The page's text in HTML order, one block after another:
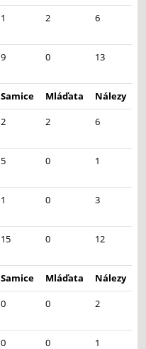
1 2 6
9 0 13
Samice Mláďata
Nálezy
2 2 6
5 0 1
1 0 3
15 0 12
Samice Mláďata
Nálezy
0 0 2
0 0 1